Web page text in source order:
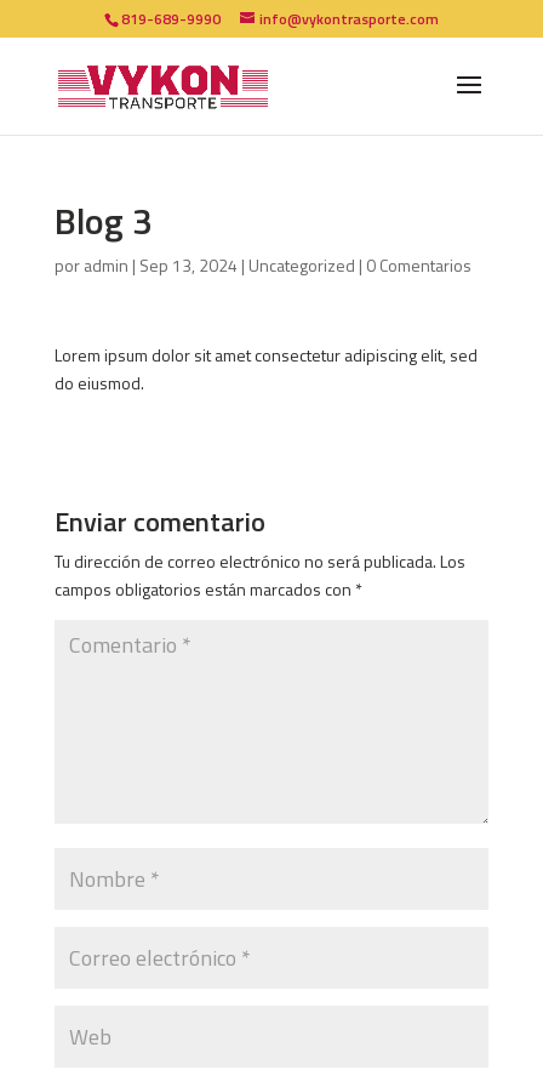
819-689-9990 info@vykontrasporte.com
Blog 3
poradmin | Sep 13, 2024 | Uncategorized | 0 Comentarios
Lorem ipsum dolor sit amet consectetur adipiscing elit, sed
do eiusmod.
Enviar comentario
Tu dirección de correo electrónico no será publicada.Los
campos obligatorios están marcados con *